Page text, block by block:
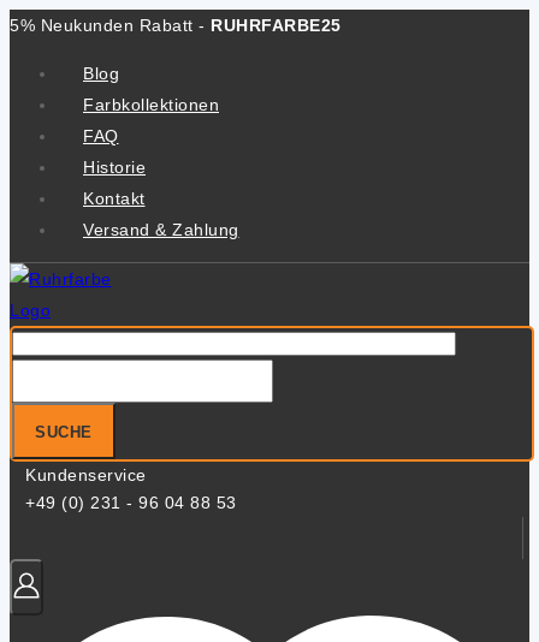
Zum
5% Neukunden Rabatt - RUHRFARBE25
Blog
Farbkollektionen
FAQ
Historie
Kontakt
Versand & Zahlung
nach:
SUCHE
Kundenservice
+49 (0) 231 - 96 04 88 53